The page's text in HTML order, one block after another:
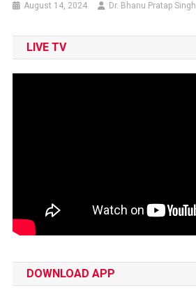
August 14, 2024 Dr. Bhanu Pratap Singh
LIVE TV
DOWNLOAD APP